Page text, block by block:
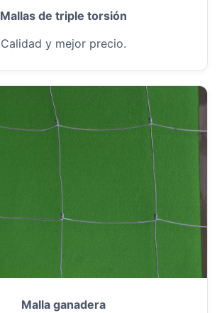
Mallas de triple torsión
Calidad y mejor precio.
Malla ganadera